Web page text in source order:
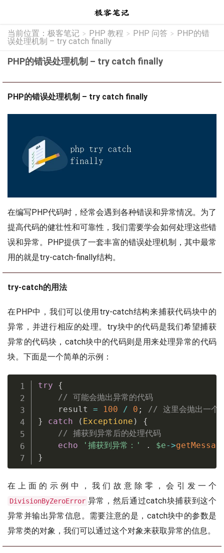
当前位置： 极客笔记 > PHP 教程 > PHP 问答 > PHP的错
误处理机制 – try catch finally
PHP的错误处理机制 – try catch finally
PHP的错误处理机制 – try catch finally
在编写PHP代码时，经常会遇到各种错误和异常情况。为了
提高代码的健壮性和可靠性，我们需要学会如何处理这些错
误和异常。PHP提供了一套丰富的错误处理机制，其中最常
用的就是try-catch-finally结构。
try-catch的用法
在PHP中，我们可以使用try-catch结构来捕获代码块中的
异常，并进行相应的处理。try块中的代码是我们希望捕获
异常的代码块，catch块中的代码则是用来处理异常的代码
块。下面是一个简单的示例：
try
{
// 可能会抛出异常的代码
    result
= 100 / 0 ;
// 这里会抛出一个
}
catch ( Exceptione )
{
// 捕获到异常后的处理代码
echo
'捕获到异常：' . $e->
}
在上面的示例中，我们故意除零，会引发一个
DivisionByZeroError 异常，然后通过catch块捕获到这个
异常并输出异常信息。需要注意的是，catch块中的参数是
异常类的对象，我们可以通过这个对象来获取异常的信息。